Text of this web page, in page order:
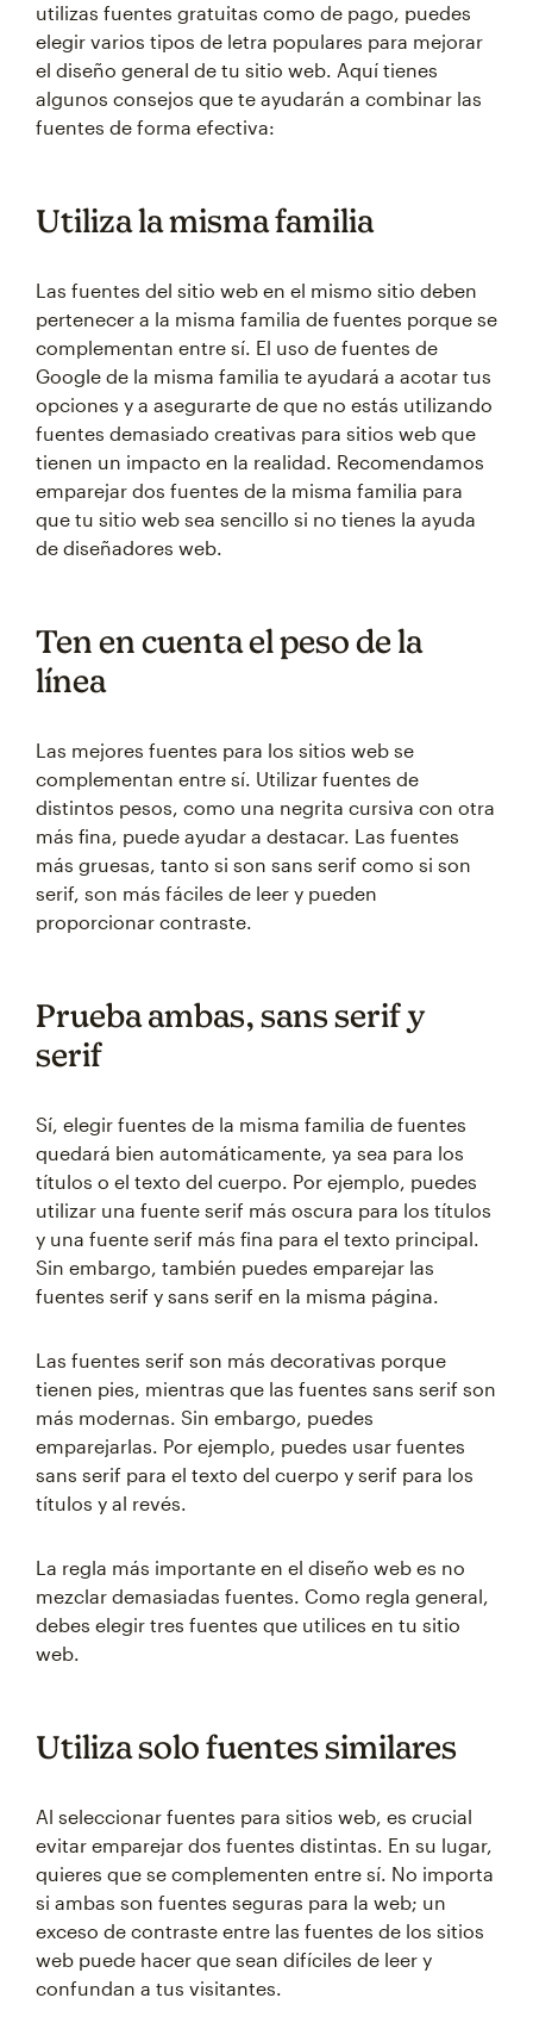
utilizas fuentes gratuitas como de pago, puedes
elegir varios tipos de letra populares para mejorar
el diseño general de tu sitio web. Aquí tienes
algunos consejos que te ayudarán a combinar las
fuentes de forma efectiva:
Utiliza la misma familia
Las fuentes del sitio web en el mismo sitio deben
pertenecer a la misma familia de fuentes porque se
complementan entre sí. El uso de fuentes de
Google de la misma familia te ayudará a acotar tus
opciones y a asegurarte de que no estás utilizando
fuentes demasiado creativas para sitios web que
tienen un impacto en la realidad. Recomendamos
emparejar dos fuentes de la misma familia para
que tu sitio web sea sencillo si no tienes la ayuda
de diseñadores web.
Ten en cuenta el peso de la
línea
Las mejores fuentes para los sitios web se
complementan entre sí. Utilizar fuentes de
distintos pesos, como una negrita cursiva con otra
más fina, puede ayudar a destacar. Las fuentes
más gruesas, tanto si son sans serif como si son
serif, son más fáciles de leer y pueden
proporcionar contraste.
Prueba ambas, sans serif y
serif
Sí, elegir fuentes de la misma familia de fuentes
quedará bien automáticamente, ya sea para los
títulos o el texto del cuerpo. Por ejemplo, puedes
utilizar una fuente serif más oscura para los títulos
y una fuente serif más fina para el texto principal.
Sin embargo, también puedes emparejar las
fuentes serif y sans serif en la misma página.
Las fuentes serif son más decorativas porque
tienen pies, mientras que las fuentes sans serif son
más modernas. Sin embargo, puedes
emparejarlas. Por ejemplo, puedes usar fuentes
sans serif para el texto del cuerpo y serif para los
títulos y al revés.
La regla más importante en el diseño web es no
mezclar demasiadas fuentes. Como regla general,
debes elegir tres fuentes que utilices en tu sitio
web.
Utiliza solo fuentes similares
Al seleccionar fuentes para sitios web, es crucial
evitar emparejar dos fuentes distintas. En su lugar,
quieres que se complementen entre sí. No importa
si ambas son fuentes seguras para la web; un
exceso de contraste entre las fuentes de los sitios
web puede hacer que sean difíciles de leer y
confundan a tus visitantes.